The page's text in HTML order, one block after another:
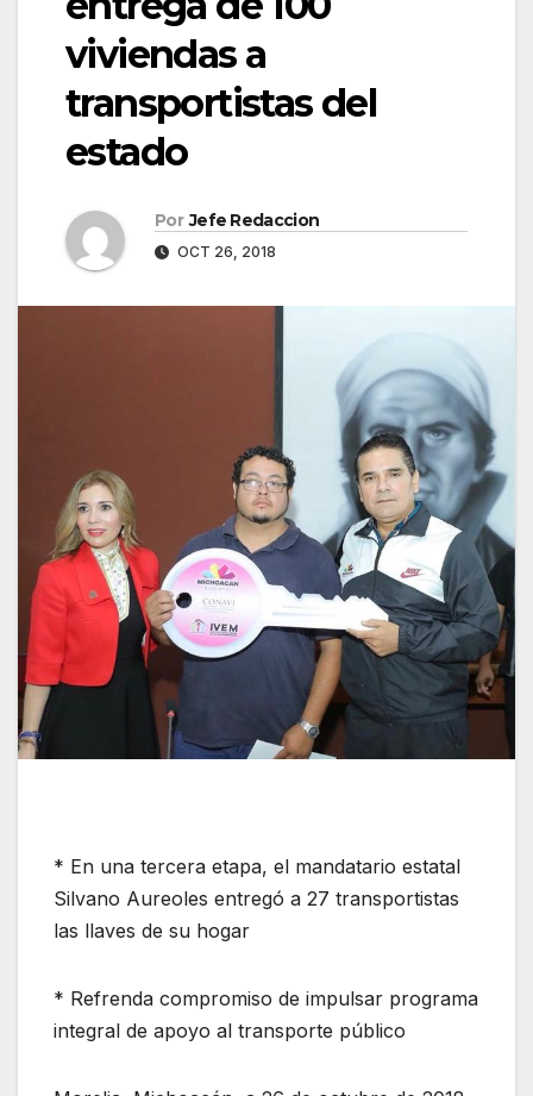
viviendas a
transportistas del
estado
Por Jefe Redaccion
OCT 26, 2018
* En una tercera etapa, el mandatario estatal
Silvano Aureoles entregó a 27 transportistas
las llaves de su hogar
* Refrenda compromiso de impulsar programa
integral de apoyo al transporte público